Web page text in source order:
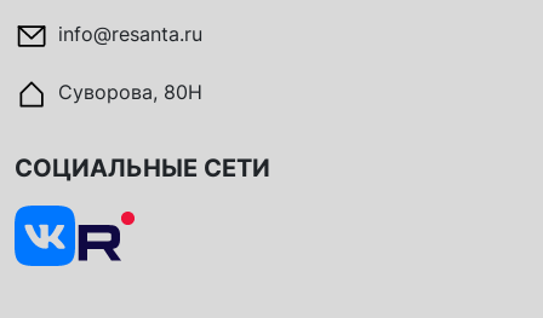
info@resanta.ru
Суворова, 80Н
СОЦИАЛЬНЫЕ СЕТИ